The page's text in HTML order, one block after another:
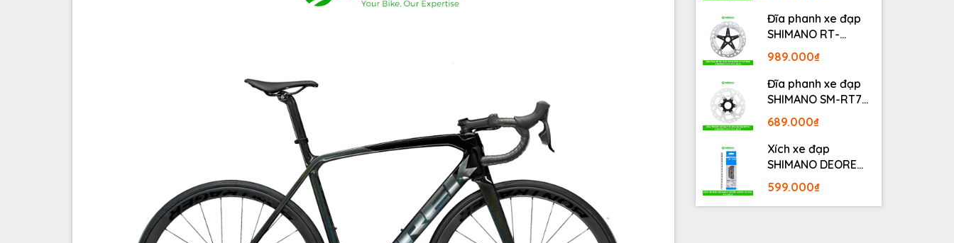
Đĩa phanh xe đạp
SHIMANO RT-
MT800 Center lock
Fullbox
989.000₫
Đĩa phanh xe đạp
SHIMANO SM-RT70
Center lock Fullbox
689.000₫
Xích xe đạp
SHIMANO DEORE
M6100 12S 126L
Fullbox
599.000₫